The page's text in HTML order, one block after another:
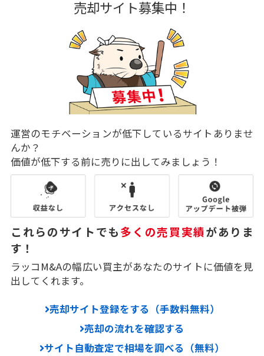
売却サイト募集中！
運営のモチベーションが低下しているサイトありませ
んか？
価値が低下する前に売りに出してみましょう！
これらのサイトでも多くの売買実績がありま
す！
ラッコM&Aの幅広い買主があなたのサイトに価値を見
出してくれます。
売却サイト登録をする（手数料無料）
売却の流れを確認する
サイト自動査定で相場を調べる（無料）